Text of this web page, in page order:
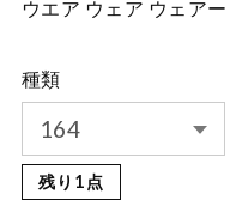
ウエア ウェア ウェア
種類
残り1点